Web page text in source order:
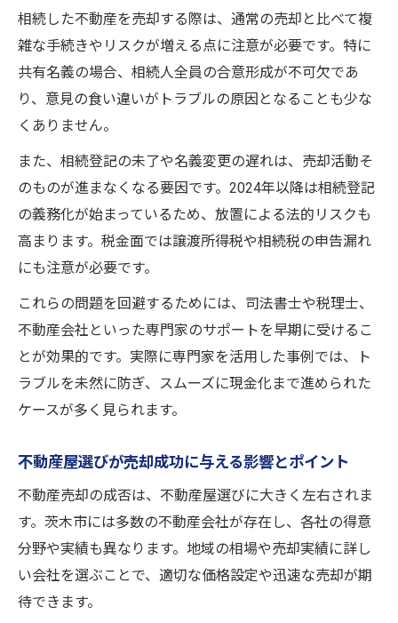
止策
茨木市の不動産屋選びと安心の売却サポー
ト
契約書や重要事項説明のポイントと注意点
専門家と連携することで得られるトラブル
回避策
不動産売却の疑問を解消し安心して現金化へ
不動産売却のよくある疑問と専門家の回答
例
茨木市で不動産売却を安心して進める方法
相続不動産売却の費用や税金に関する基礎
知識
不動産屋の選び方と現金化までの流れを再
確認
実績豊富な不動産屋を活用した安心サポー
相続した不動産を売却する際は、通常の売却と比べて複
雑な手続きやリスクが増える点に注意が必要です。特に
共有名義の場合、相続人全員の合意形成が不可欠であ
り、意見の食い違いがトラブルの原因となることも少な
くありません。
また、相続登記の未了や名義変更の遅れは、売却活動そ
のものが進まなくなる要因です。2024年以降は相続登記
の義務化が始まっているため、放置による法的リスクも
高まります。税金面では譲渡所得税や相続税の申告漏れ
にも注意が必要です。
これらの問題を回避するためには、司法書士や税理士、
不動産会社といった専門家のサポートを早期に受けるこ
とが効果的です。実際に専門家を活用した事例では、ト
ラブルを未然に防ぎ、スムーズに現金化まで進められた
ケースが多く見られます。
不動産屋選びが売却成功に与える影響とポイント
不動産売却の成否は、不動産屋選びに大きく左右されま
す。茨木市には多数の不動産会社が存在し、各社の得意
分野や実績も異なります。地域の相場や売却実績に詳し
い会社を選ぶことで、適切な価格設定や迅速な売却が期
待できます。